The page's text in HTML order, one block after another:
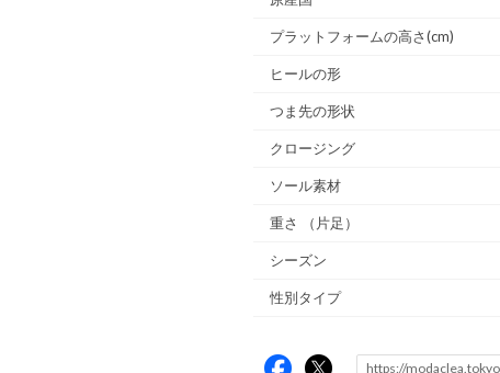
プラットフォームの高さ(cm)
ヒールの形
つま先の形状
クロージング
ソール素材
重さ （片足）
シーズン
性別タイプ